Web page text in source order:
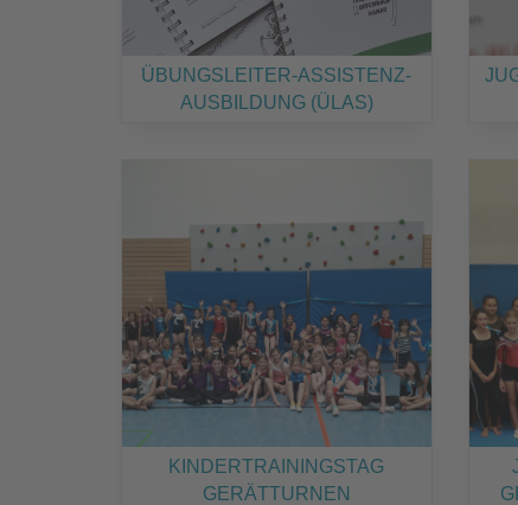
ÜBUNGSLEITER-ASSISTENZ-
AUSBILDUNG (ÜLAS)
KINDERTRAININGSTAG
GERÄTTURNEN